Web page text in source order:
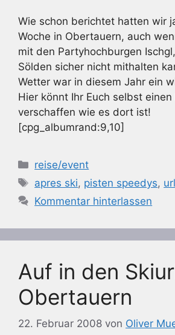
Wie schon berichtet hatten wir
Woche in Obertauern, auch
mit den Partyhochburgen
Sölden sicher nicht mithalten
Wetter war in diesem Jahr ein
Hier könnt Ihr Euch selbst einen
verschaffen wie es dort ist!
[cpg_albumrand:9,10]
Kategorien
reise/event
Schlagwörter
apres ski, pisten speedys,
Kommentar hinterlassen
Auf in den
Obertauern
22. Februar 2008 von Oliver